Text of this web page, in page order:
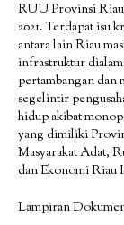
RUU Provinsi Riau
2021. Terdapat isu
antara lain Riau
infrastruktur
pertambangan dan
segelintir
hidup akibat
yang dimiliki
Masyarakat Adat,
dan Ekonomi Riau
Lampiran